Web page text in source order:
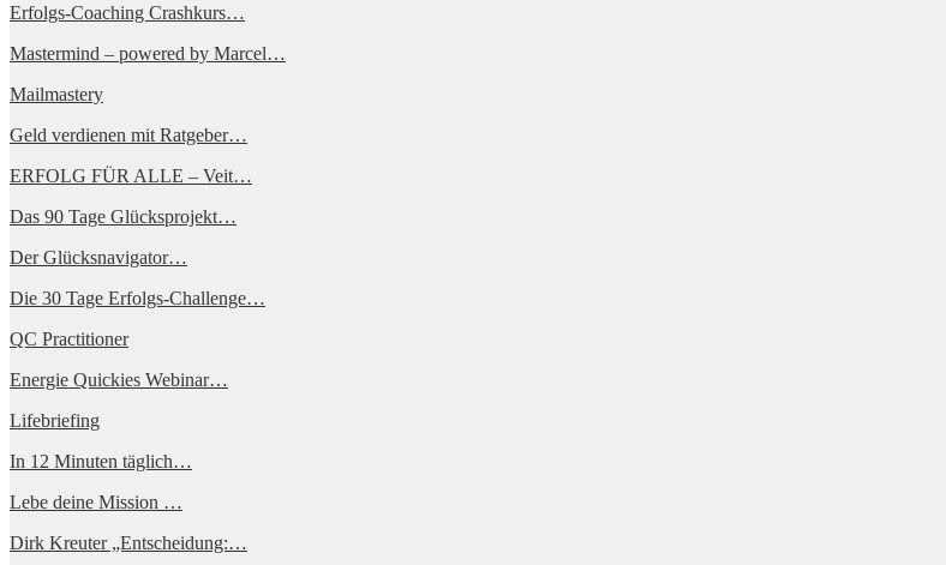
Erfolgs-Coaching Crashkurs…
Mastermind – powered by Marcel…
Mailmastery
Geld verdienen mit Ratgeber…
ERFOLG FÜR ALLE – Veit…
Das 90 Tage Glücksprojekt…
Der Glücksnavigator…
Die 30 Tage Erfolgs-Challenge…
QC Practitioner
Energie Quickies Webinar…
Lifebriefing
In 12 Minuten täglich…
Lebe deine Mission …
Dirk Kreuter „Entscheidung:…